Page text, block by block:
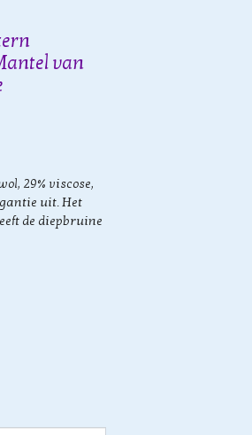
van
29% viscose,
uit. Het
de diepbruine